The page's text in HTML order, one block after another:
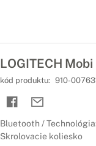
LOGITECH
kód produktu: 910-
Bluetooth /
Skrolovacie koliesko